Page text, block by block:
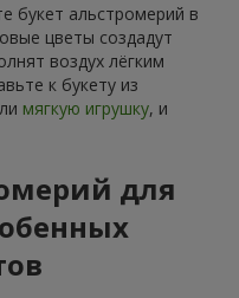
букет альстромерий в
цветы создадут
воздух лёгким
к букету из
мягкую игрушку, и
для